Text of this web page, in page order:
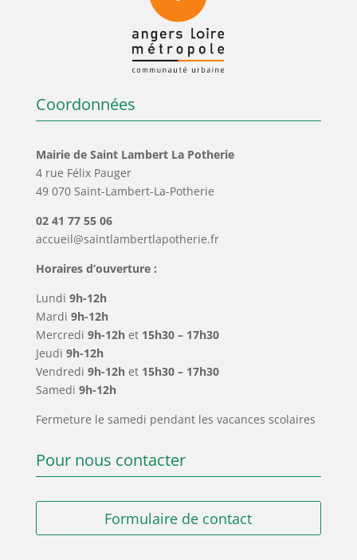
Coordonnées
Mairie de Saint Lambert La Potherie
4 rue Félix Pauger
49 070 Saint-Lambert-La-Potherie
02 41 77 55 06
accueil@saintlambertlapotherie.fr
Horaires d’ouverture :
Lundi 9h-12h
Mardi 9h-12h
Mercredi 9h-12h et 15h30 – 17h30
Jeudi 9h-12h
Vendredi 9h-12h et 15h30 – 17h30
Samedi 9h-12h
Fermeture le samedi pendant les vacances scolaires
Pour nous contacter
Formulaire de contact